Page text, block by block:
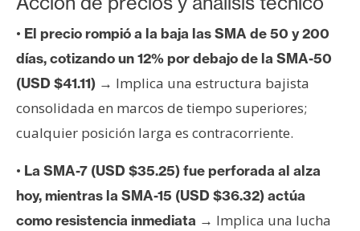
• El precio rompió a la baja las SMA de 50 y 200
días, cotizando un 12% por debajo de la SMA-50
(USD $41.11) → Implica una estructura bajista
consolidada en marcos de tiempo superiores;
cualquier posición larga es contracorriente.
• La SMA-7 (USD $35.25) fue perforada al alza
hoy, mientras la SMA-15 (USD $36.32) actúa
como resistencia inmediata → Implica una lucha